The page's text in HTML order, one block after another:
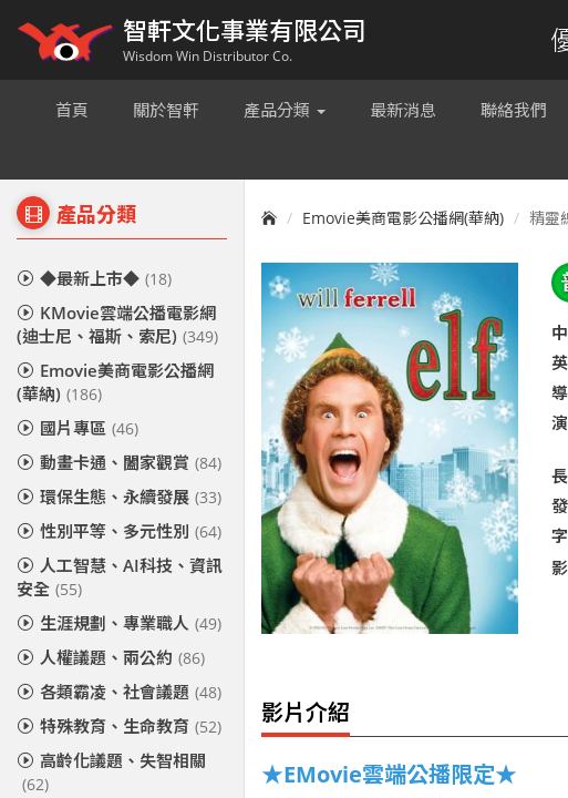
智軒文化事業有限公司
Wisdom Win Distributor Co.
首頁 關於智軒 產品分類 最新消息 聯絡我們
產品分類
◆最新上市◆ (18)
KMovie雲端公播電影網
(迪士尼、福斯、索尼) (349)
Emovie美商電影公播網
(華納) (186)
國片專區 (46)
動畫卡通、闔家觀賞 (84)
環保生態、永續發展 (33)
性別平等、多元性別 (64)
人工智慧、AI科技、資訊
安全 (55)
生涯規劃、專業職人 (49)
人權議題、兩公約 (86)
各類霸凌、社會議題 (48)
特殊教育、生命教育 (52)
高齡化議題、失智相關
(62)
Emovie美商電影公播網(華納) 精靈
影片介紹
★EMovie雲端公播限定★